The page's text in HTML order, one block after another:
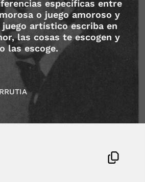
específicas entre
o juego amoroso y
juego artístico escriba en
las cosas te escogen y
las escoge.